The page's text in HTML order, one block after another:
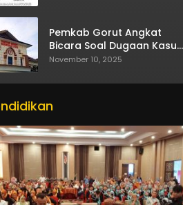
Pemkab Gorut Angkat
Bicara Soal Dugaan Kasus
Asusila Oknum ASN
November 10, 2025